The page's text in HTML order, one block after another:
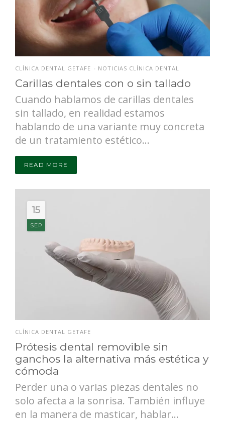
CLÍNICA DENTAL GETAFE • NOTICIAS CLÍNICA DENTAL
Carillas dentales con o sin tallado
Cuando hablamos de carillas dentales
sin tallado, en realidad estamos
hablando de una variante muy concreta
de un tratamiento estético...
READ MORE
15
SEP
CLÍNICA DENTAL GETAFE
Prótesis dental removible sin
ganchos la alternativa más estética y
cómoda
Perder una o varias piezas dentales no
solo afecta a la sonrisa. También influye
en la manera de masticar, hablar...